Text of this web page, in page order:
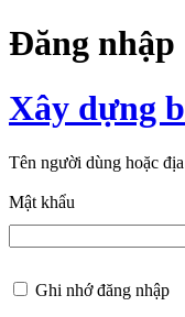
Đăng nhập
Xây dựng
Tên người dùng hoặc
Mật khẩu
Ghi nhớ đăng nhập